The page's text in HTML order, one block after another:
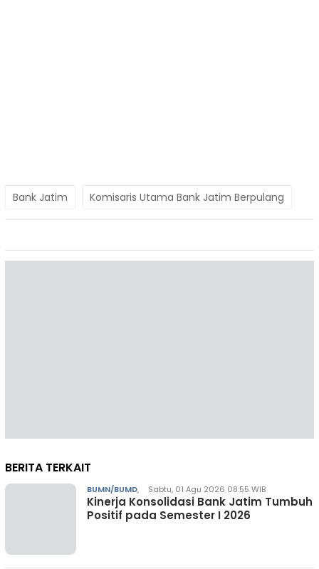
Bank Jatim Komisaris Utama Bank Jatim Berpulang
BERITA TERKAIT
BUMN/BUMD, Sabtu, 01 Agu 2026 08:55 WIB
Kinerja Konsolidasi Bank Jatim Tumbuh
Positif pada Semester I 2026